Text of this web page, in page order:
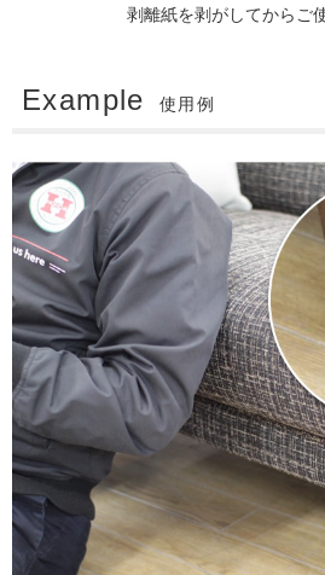
剥離紙を剥がしてからご
Example 使用例